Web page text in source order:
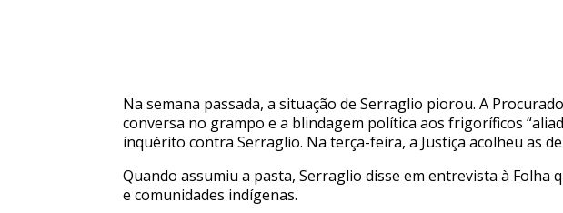
Na semana passada, a situação de Serraglio piorou. A
conversa no grampo e a blindagem política aos frigoríficos
inquérito contra Serraglio. Na terça-feira, a Justiça acolheu as
Quando assumiu a pasta, Serraglio disse em entrevista à
e comunidades indígenas.